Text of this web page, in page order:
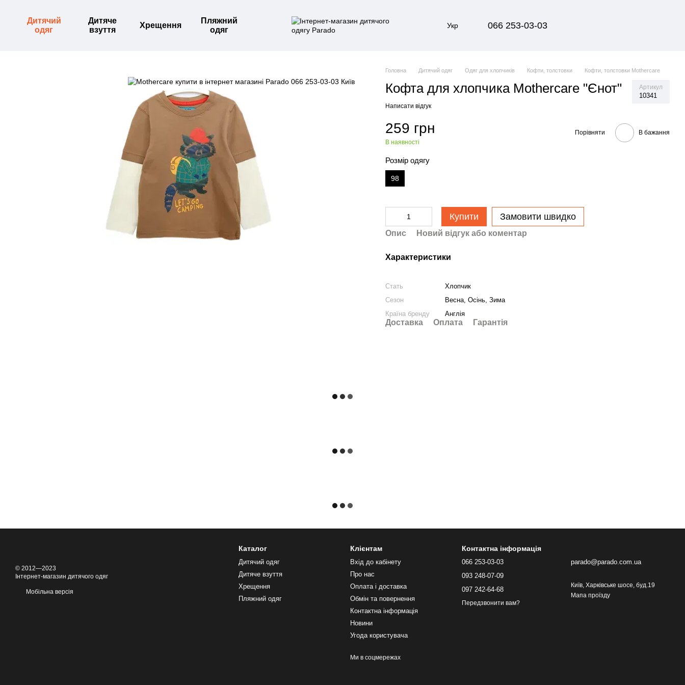
Дитячий
одяг
Дитяче
взуття
Хрещення
Пляжний
одяг
Укр 066 253-03-03
Головна Дитячий одяг Одяг для хлопчиків Кофти, толстовки Кофти, толстовки Mothercare
Кофта для хлопчика Mothercare "Єнот" Артикул
10341
Написати відгук
259 грн
В наявності
Порівняти В бажання
Розмір одягу
98
Купити Замовити швидко
Опис Новий відгук або коментар
Характеристики
Стать
Хлопчик
Сезон
Весна, Осінь, Зима
Країна бренду
Англія
Доставка Оплата Гарантія
© 2012—2023
Інтернет-магазин дитячого одяг
Мобільна версія
Каталог
Дитячий одяг
Дитяче взуття
Хрещення
Пляжний одяг
Клієнтам
Вхід до кабінету
Про нас
Оплата і доставка
Обмін та повернення
Контактна інформація
Новини
Угода користувача
Ми в соцмережах
Контактна інформація
066 253-03-03
093 248-07-09
097 242-64-68
Передзвонити вам?
parado@parado.com.ua
Київ, Харківське шосе, буд.19
Мапа проїзду